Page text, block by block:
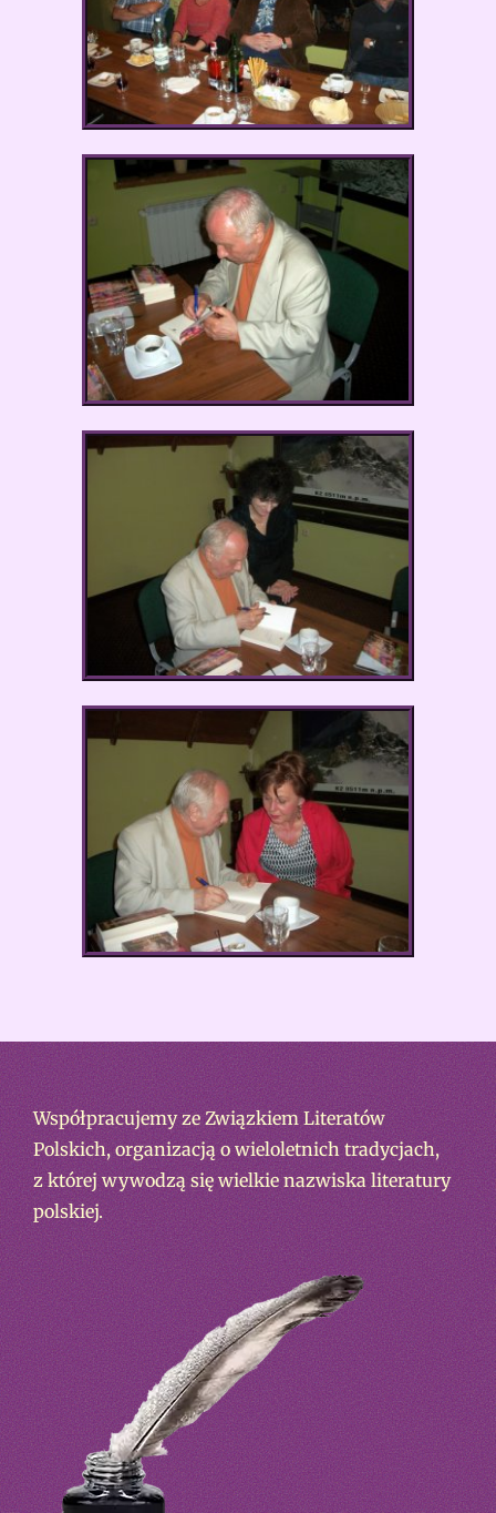
Współpracujemy ze Związkiem Literatów
Polskich, organizacją o wieloletnich tradycjach,
z której wywodzą się wielkie nazwiska literatury
polskiej.